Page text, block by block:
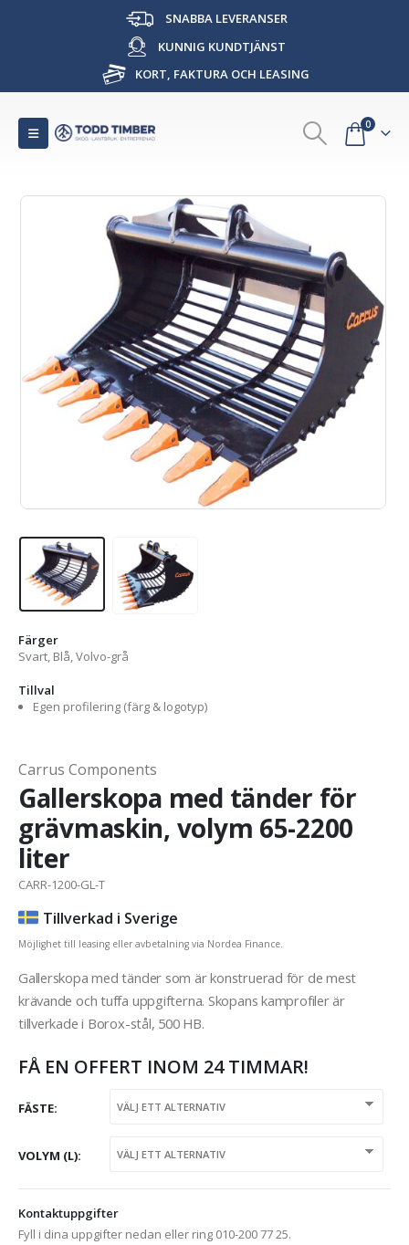
SNABBA LEVERANSER
KUNNIG KUNDTJÄNST
KORT, FAKTURA OCH LEASING
0
Färger
Svart, Blå, Volvo-grå
Tillval
Egen profilering (färg & logotyp)
Carrus Components
Gallerskopa med tänder för
grävmaskin, volym 65-2200
liter
CARR-1200-GL-T
Tillverkad i Sverige
Möjlighet till leasing eller avbetalning via Nordea Finance.
Gallerskopa med tänder som är konstruerad för de mest
krävande och tuffa uppgifterna. Skopans kamprofiler är
tillverkade i Borox-stål, 500 HB.
FÅ EN OFFERT INOM 24 TIMMAR!
FÄSTE
VOLYM (L)
Kontaktuppgifter
Fyll i dina uppgifter nedan eller ring 010-200 77 25.